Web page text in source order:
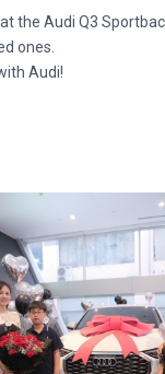
the Audi Q3
ones.
Audi!